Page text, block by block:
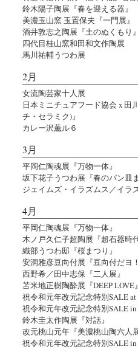
鈴木陽子陶展『春を迎える器』
美濃玉山窯 玉置保夫『一門展』
酒井敦志之陶展『土のぬくもり』
四代目桂山窯和田和文作陶展
馬川祐輔うつわ展
2月
女流陶芸家十人展
日本ミニチュアフード協会 x 田
チ・セラミク)』
カレー沢薫ル６
3月
平岡仁陶魂展『万物一体』
坂下花子うつわ展『春のパン皿
ジェイムズ・イラズムス／イラ
4月
平岡仁陶魂展『万物一体』
木ノ戸久仁子超陶展『超石器時
織部うつわ邸『桜まつり』
安洞雅彦豆向付展『豆向付だヨ
西野希／田中志保『二人展』
苫米地正樹陶酔展『DEEP LOVE』
祝令和元年改元記念特別SALE
祝令和元年改元記念特別SALE
鈴木圭太作陶展『対話』
改元桃山元年『美濃桃山陶六人展
祝令和元年改元記念特別SALE